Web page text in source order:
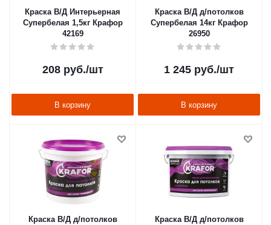
Краска В/Д Интерьерная
Супербелая 1,5кг Крафор
42169
208руб./шт
В корзину
Краска В/Д д/потолков
Супербелая 14кг Крафор
26950
1 245 руб./шт
В корзину
Краска В/Д д/потолков
Краска В/Д д/потолков